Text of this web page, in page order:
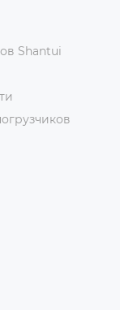
Shantui